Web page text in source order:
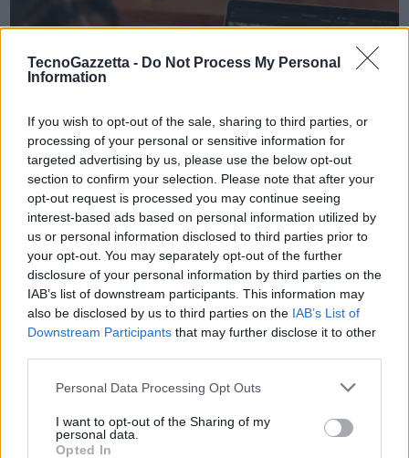
TecnoGazzetta - Do Not Process My Personal
Information
If you wish to opt-out of the sale, sharing to third parties, or
processing of your personal or sensitive information for
targeted advertising by us, please use the below opt-out
section to confirm your selection. Please note that after your
opt-out request is processed you may continue seeing
interest-based ads based on personal information utilized by
us or personal information disclosed to third parties prior to
your opt-out. You may separately opt-out of the further
disclosure of your personal information by third parties on the
IAB’s list of downstream participants. This information may
also be disclosed by us to third parties on the IAB’s List of
Downstream Participants that may further disclose it to other
Personal Data Processing Opt Outs
I want to opt-out of the Sharing of my
personal data.
Opted In
Apple, ecco MacBook Pro con chip M2 Pro e M2
Max
Apple ha annunciato oggi il nuovo MacBook Pro da 14″ e 16″ con M2
Pro e M2 Max, la nuova generazione di chip pro Apple che offre agli
utenti pro prestazioni con ancora più efficienza energetica e
un’autonomia superiore. Con …